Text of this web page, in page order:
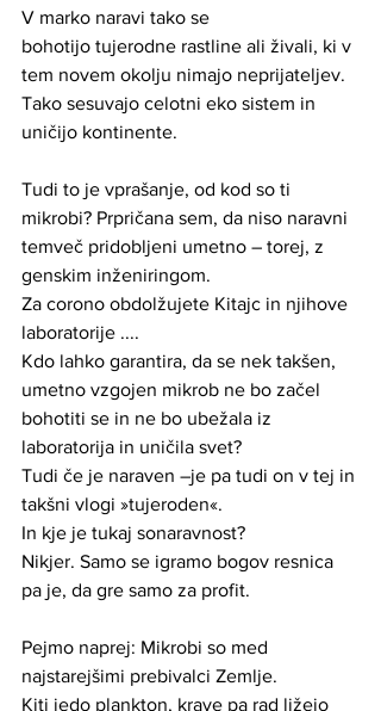
V marko naravi tako se
bohotijo tujerodne rastline ali živali, ki v
tem novem okolju nimajo neprijateljev.
Tako sesuvajo celotni eko sistem in
uničijo kontinente.
Tudi to je vprašanje, od kod so ti
mikrobi? Prpričana sem, da niso naravni
temveč pridobljeni umetno – torej, z
genskim inženiringom.
Za corono obdolžujete Kitajc in njihove
laboratorije ....
Kdo lahko garantira, da se nek takšen,
umetno vzgojen mikrob ne bo začel
bohotiti se in ne bo ubežala iz
laboratorija in uničila svet?
Tudi če je naraven –je pa tudi on v tej in
takšni vlogi »tujeroden«.
In kje je tukaj sonaravnost?
Nikjer. Samo se igramo bogov resnica
pa je, da gre samo za profit.
Pejmo naprej: Mikrobi so med
najstarejšimi prebivalci Zemlje.
Kiti jedo plankton, krave pa rad ližejo